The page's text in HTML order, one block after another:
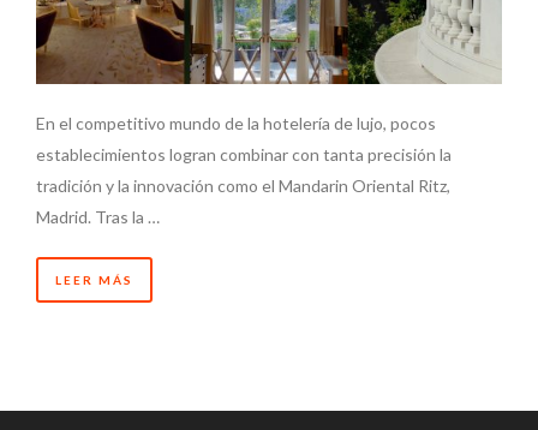
En el competitivo mundo de la hotelería de lujo, pocos
establecimientos logran combinar con tanta precisión la
tradición y la innovación como el Mandarin Oriental Ritz,
Madrid. Tras la …
LEER MÁS